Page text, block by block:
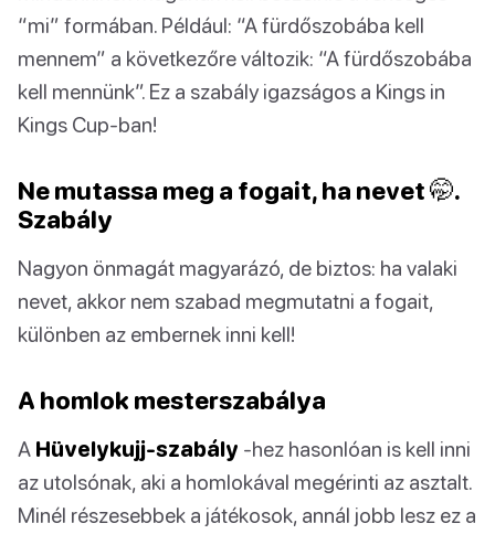
“mi” formában. Például: “A fürdőszobába kell
mennem” a következőre változik: “A fürdőszobába
kell mennünk”. Ez a szabály igazságos a Kings in
Kings Cup-ban!
Ne mutassa meg a fogait, ha nevet 🤭.
Szabály
Nagyon önmagát magyarázó, de biztos: ha valaki
nevet, akkor nem szabad megmutatni a fogait,
különben az embernek inni kell!
A homlok mesterszabálya
A Hüvelykujj-szabály -hez hasonlóan is kell inni
az utolsónak, aki a homlokával megérinti az asztalt.
Minél részesebbek a játékosok, annál jobb lesz ez a